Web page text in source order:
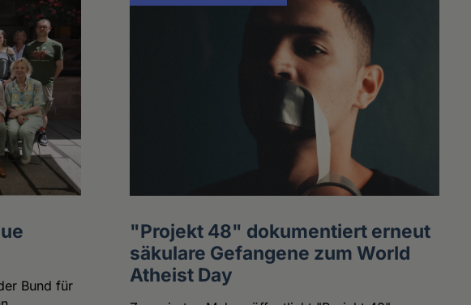
Bund für
"Projekt 48" dokumentiert erneut
säkulare Gefangene zum World
Atheist Day